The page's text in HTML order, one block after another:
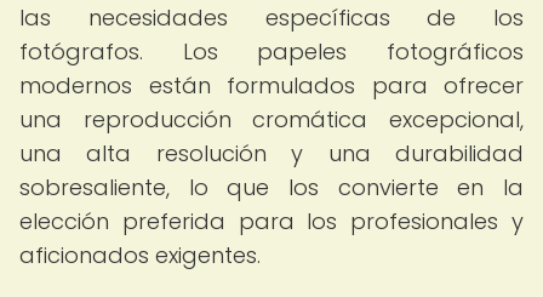
las necesidades específicas de los
fotógrafos. Los papeles fotográficos
modernos están formulados para ofrecer
una reproducción cromática excepcional,
una alta resolución y una durabilidad
sobresaliente, lo que los convierte en la
elección preferida para los profesionales y
aficionados exigentes.